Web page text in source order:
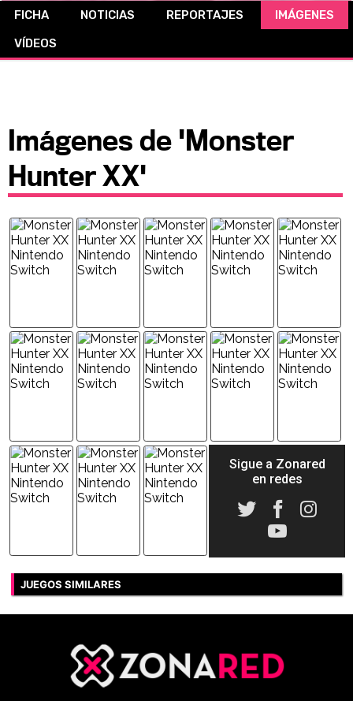
CÓMICS
FICHA NOTICIAS REPORTAJES
IMÁGENES
VÍDEOS
Imágenes de 'Monster
Hunter XX'
Sigue a Zonared
en redes
JUEGOS SIMILARES